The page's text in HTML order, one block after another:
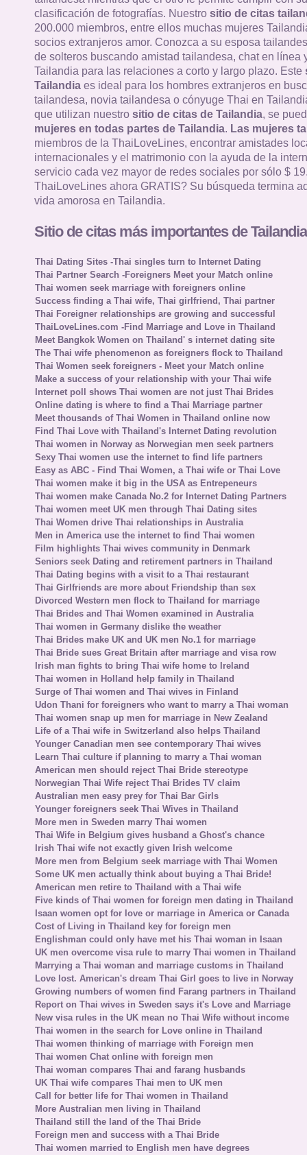
clasificación de fotografías. Nuestro sitio de citas
200.000 miembros, entre ellos muchas mujeres
socios extranjeros amor. Conozca a su esposa
de solteros buscando amistad tailandesa, chat en línea
Tailandia para las relaciones a corto y largo plazo. Este
Tailandiaes ideal para los hombres extranjeros en
tailandesa, novia tailandesa o cónyuge Thai en
que utilizan nuestro sitio de citas de Tailandia, se
mujeres en todas partes de Tailandia. Las mujeres
miembros de la ThaiLoveLines, encontrar amistades
internacionales y el matrimonio con la ayuda de la
servicio cada vez mayor de redes sociales por sólo $
ThaiLoveLines ahora GRATIS? Su búsqueda termina
vida amorosa en Tailandia.
Sitio de citas más importantes de
Thai Dating Sites -Thai singles turn to Internet Dating
Thai Partner Search -Foreigners Meet your Match online
Thai women seek marriage with foreigners online
Success finding a Thai wife, Thai girlfriend, Thai partner
Thai Foreigner relationships are growing and successful
ThaiLoveLines.com -Find Marriage and Love in Thailand
Meet Bangkok Women on Thailand' s internet dating site
The Thai wife phenomenon as foreigners flock to Thailand
Thai Women seek foreigners - Meet your Match online
Make a success of your relationship with your Thai wife
Internet poll shows Thai women are not just Thai Brides
Online dating is where to find a Thai Marriage partner
Meet thousands of Thai Women in Thailand online now
Find Thai Love with Thailand's Internet Dating revolution
Thai women in Norway as Norwegian men seek partners
Sexy Thai women use the internet to find life partners
Easy as ABC - Find Thai Women, a Thai wife or Thai Love
Thai women make it big in the USA as Entrepeneurs
Thai women make Canada No.2 for Internet Dating Partners
Thai women meet UK men through Thai Dating sites
Thai Women drive Thai relationships in Australia
Men in America use the internet to find Thai women
Film highlights Thai wives community in Denmark
Seniors seek Dating and retirement partners in Thailand
Thai Dating begins with a visit to a Thai restaurant
Thai Girlfriends are more about Friendship than sex
Divorced Western men flock to Thailand for marriage
Thai Brides and Thai Women examined in Australia
Thai women in Germany dislike the weather
Thai Brides make UK and UK men No.1 for marriage
Thai Bride sues Great Britain after marriage and visa row
Irish man fights to bring Thai wife home to Ireland
Thai women in Holland help family in Thailand
Surge of Thai women and Thai wives in Finland
Udon Thani for foreigners who want to marry a Thai woman
Thai women snap up men for marriage in New Zealand
Life of a Thai wife in Switzerland also helps Thailand
Younger Canadian men see contemporary Thai wives
Learn Thai culture if planning to marry a Thai woman
American men should reject Thai Bride stereotype
Norwegian Thai Wife reject Thai Brides TV claim
Australian men easy prey for Thai Bar Girls
Younger foreigners seek Thai Wives in Thailand
More men in Sweden marry Thai women
Thai Wife in Belgium gives husband a Ghost's chance
Irish Thai wife not exactly given Irish welcome
More men from Belgium seek marriage with Thai Women
Some UK men actually think about buying a Thai Bride!
American men retire to Thailand with a Thai wife
Five kinds of Thai women for foreign men dating in Thailand
Isaan women opt for love or marriage in America or Canada
Cost of Living in Thailand key for foreign men
Englishman could only have met his Thai woman in Isaan
UK men overcome visa rule to marry Thai women in Thailand
Marrying a Thai woman and marriage customs in Thailand
Love lost. American's dream Thai Girl goes to live in Norway
Growing numbers of women find Farang partners in Thailand
Report on Thai wives in Sweden says it's Love and Marriage
New visa rules in the UK mean no Thai Wife without income
Thai women in the search for Love online in Thailand
Thai women thinking of marriage with Foreign men
Thai women Chat online with foreign men
Thai woman compares Thai and farang husbands
UK Thai wife compares Thai men to UK men
Call for better life for Thai women in Thailand
More Australian men living in Thailand
Thailand still the land of the Thai Bride
Foreign men and success with a Thai Bride
Thai women married to English men have degrees